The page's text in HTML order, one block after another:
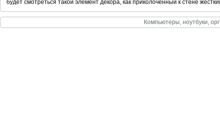
будет смотреться такой элемент декора, как приколоченный к стене
Компьютеры, ноутбуки,